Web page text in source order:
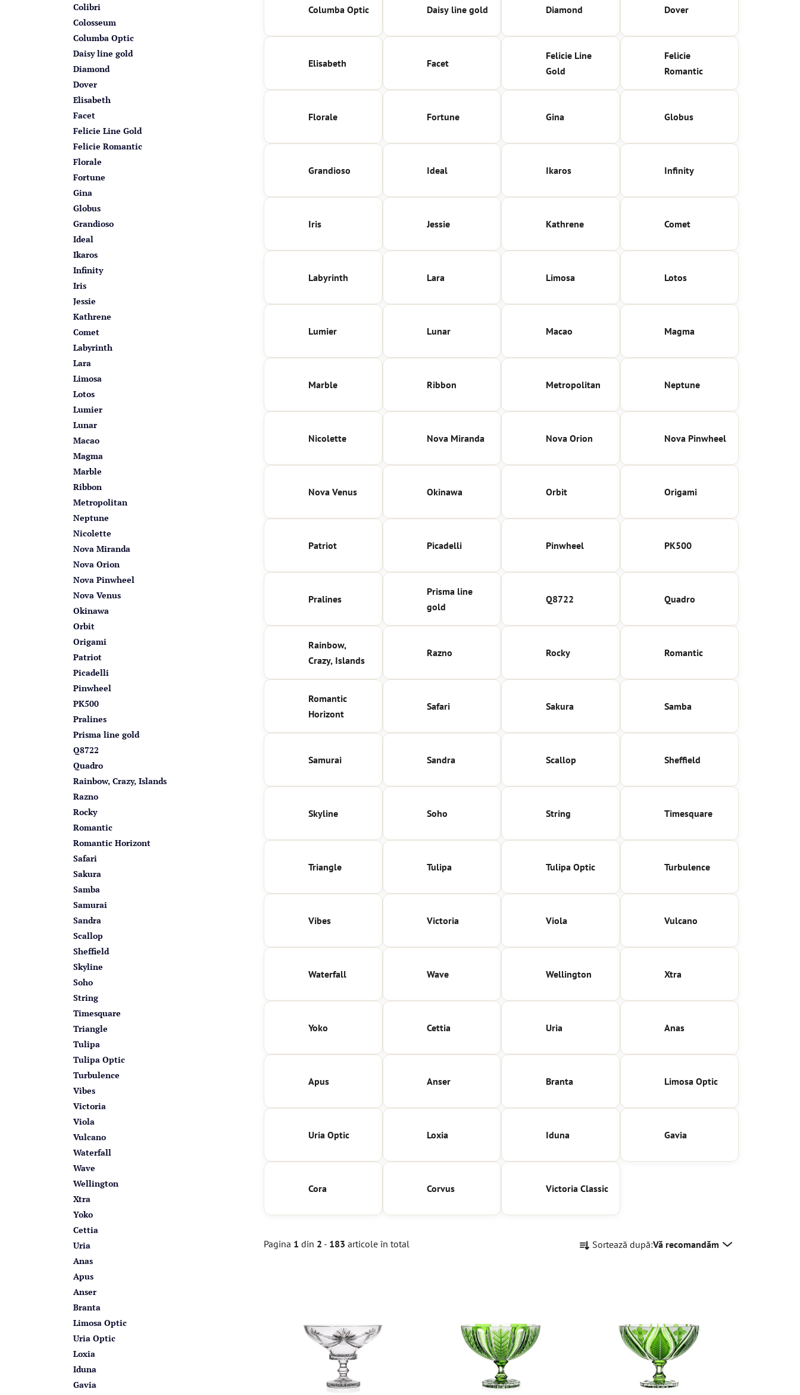
Colibri
Colosseum
Columba Optic
Daisy line gold
Diamond
Dover
Elisabeth
Facet
Felicie Line Gold
Felicie Romantic
Florale
Fortune
Gina
Globus
Grandioso
Ideal
Ikaros
Infinity
Iris
Jessie
Kathrene
Comet
Labyrinth
Lara
Limosa
Lotos
Lumier
Lunar
Macao
Magma
Marble
Ribbon
Metropolitan
Neptune
Nicolette
Nova Miranda
Nova Orion
Nova Pinwheel
Nova Venus
Okinawa
Orbit
Origami
Patriot
Picadelli
Pinwheel
PK500
Pralines
Prisma line gold
Q8722
Quadro
Rainbow, Crazy, Islands
Razno
Rocky
Romantic
Romantic Horizont
Safari
Sakura
Samba
Samurai
Sandra
Scallop
Sheffield
Skyline
Soho
String
Timesquare
Triangle
Tulipa
Tulipa Optic
Turbulence
Vibes
Victoria
Viola
Vulcano
Waterfall
Wave
Wellington
Xtra
Yoko
Cettia
Uria
Anas
Apus
Anser
Branta
Limosa Optic
Uria Optic
Loxia
Iduna
Gavia
Columba Optic Daisy line gold Diamond Dover
Elisabeth Facet
Felicie Line
Gold
Felicie
Romantic
Florale Fortune Gina Globus
Grandioso Ideal Ikaros Infinity
Iris Jessie Kathrene Comet
Labyrinth Lara Limosa Lotos
Lumier Lunar Macao Magma
Marble Ribbon Metropolitan Neptune
Nicolette Nova Miranda Nova Orion Nova Pinwheel
Nova Venus Okinawa Orbit Origami
Patriot Picadelli Pinwheel PK500
Pralines
Prisma line
gold
Q8722 Quadro
Rainbow,
Crazy, Islands
Razno Rocky Romantic
Romantic
Horizont
Safari Sakura Samba
Samurai Sandra Scallop Sheffield
Skyline Soho String Timesquare
Triangle Tulipa Tulipa Optic Turbulence
Vibes Victoria Viola Vulcano
Waterfall Wave Wellington Xtra
Yoko Cettia Uria Anas
Apus Anser Branta Limosa Optic
Uria Optic Loxia Iduna Gavia
Cora Corvus Victoria Classic
Pagina 1 din 2 - 183 articole în total
e Sortează după:Vă recomandăm